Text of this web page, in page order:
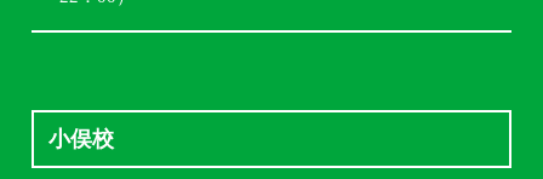
小俣校